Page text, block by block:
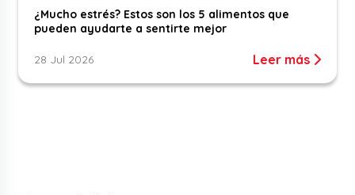
¿Mucho estrés? Estos son los 5 alimentos que
pueden ayudarte a sentirte mejor
28 Jul 2026 Leer más